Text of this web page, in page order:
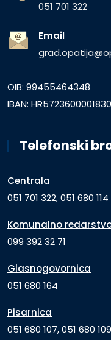
051 701 322
Email
OIB: 99455464348
IBAN:
Telefonski
Centrala
051 701 322, 051 680 114
Komunalno
099 392 32 71
Glasnogovornica
051 680 164
Pisarnica
051 680 107, 051 680 109